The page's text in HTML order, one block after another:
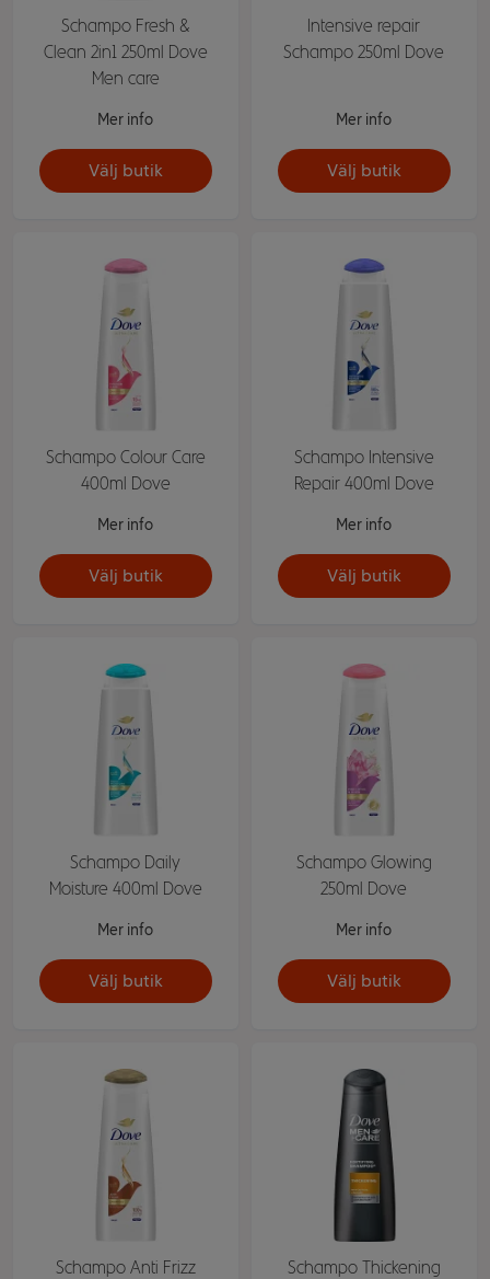
Schampo Fresh &
Clean 2in1 250ml Dove
Men care
Mer info
Välj butik
Intensive repair
Schampo 250ml Dove
Mer info
Välj butik
Schampo Colour Care
400ml Dove
Mer info
Välj butik
Schampo Intensive
Repair 400ml Dove
Mer info
Välj butik
Schampo Daily
Moisture 400ml Dove
Mer info
Välj butik
Schampo Glowing
250ml Dove
Mer info
Välj butik
Schampo Anti Frizz Schampo Thickening